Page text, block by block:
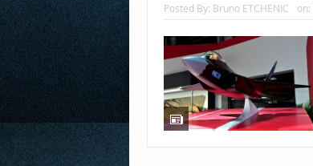
Posted By: Bruno ETCHENIC on: